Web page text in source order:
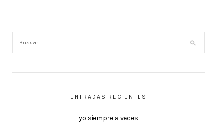
ENTRADAS RECIENTES
yo siempre a veces